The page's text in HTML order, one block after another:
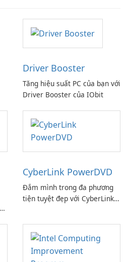
Driver Booster
Tăng hiệu suất PC của bạn với
Driver Booster của IObit
CyberLink PowerDVD
Đắm mình trong đa phương
tiện tuyệt đẹp với CyberLink